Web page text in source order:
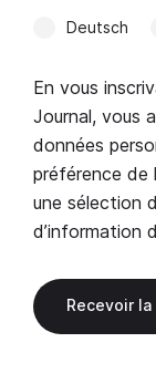
Deutsch
En vous
Journal, vous
données
préférence de
une sélection
d’information